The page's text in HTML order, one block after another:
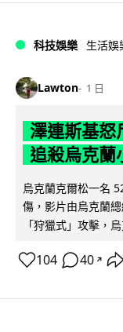
科技娛樂 生活娛
Lawton 1 日
澤連斯基怒
追殺烏克蘭
烏克蘭克爾松一名
傷，影片由烏克蘭
「狩獵式」攻擊，
104 40 ↗